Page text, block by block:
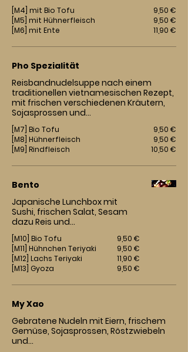
[M4] mit Bio Tofu
9,50 €
[M5] mit Hühnerfleisch
9,50 €
[M6] mit Ente
11,90 €
Pho Spezialität
Reisbandnudelsuppe nach einem
traditionellen vietnamesischen Rezept,
mit frischen verschiedenen Kräutern,
Sojasprossen und...
[M7] Bio Tofu
9,50 €
[M8] Hühnerfleisch
9,50 €
[M9] Rindfleisch
10,50 €
Bento
Japanische Lunchbox mit
Sushi, frischen Salat, Sesam
dazu Reis und...
[M10] Bio Tofu
9,50 €
[M11] Hühnchen Teriyaki
9,50 €
[M12] Lachs Teriyaki
11,90 €
[M13] Gyoza
9,50 €
My Xao
Gebratene Nudeln mit Eiern, frischem
Gemüse, Sojasprossen, Röstzwiebeln
und…